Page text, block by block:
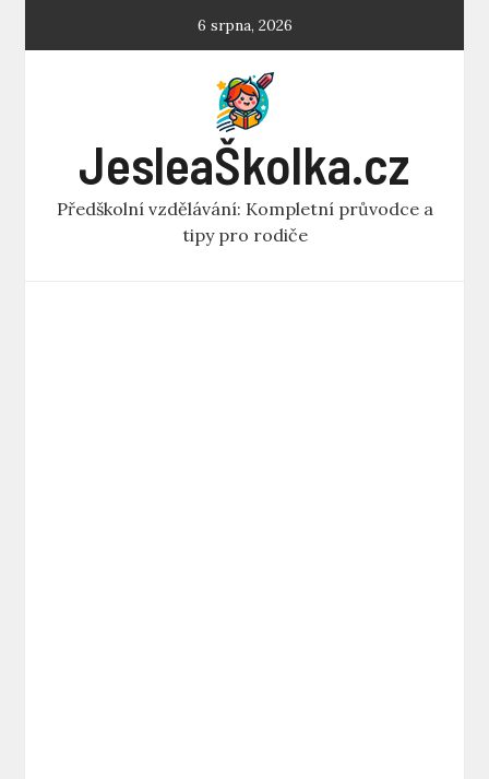
6 srpna, 2026
JesleaŠkolka.cz
Předškolní vzdělávání: Kompletní průvodce a
tipy pro rodiče